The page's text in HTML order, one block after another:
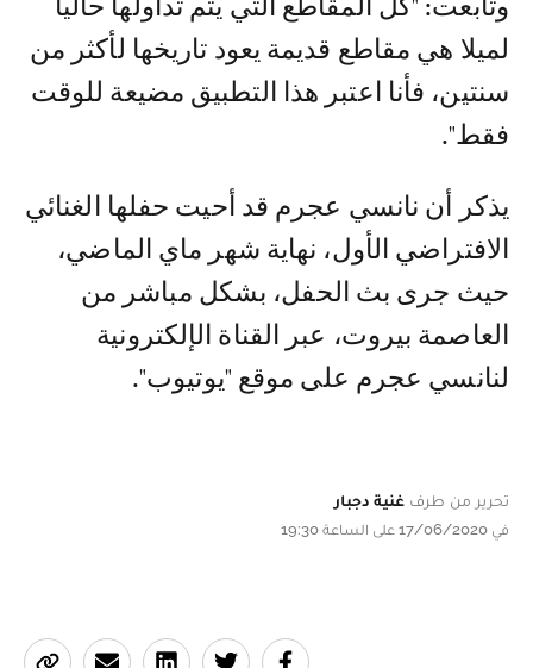
وتابعت: "كل المقاطع التي يتم تداولها حاليا
لميلا هي مقاطع قديمة يعود تاريخها لأكثر من
سنتين، فأنا اعتبر هذا التطبيق مضيعة للوقت
فقط".
يذكر أن نانسي عجرم قد أحيت حفلها الغنائي
الافتراضي الأول، نهاية شهر ماي الماضي،
حيث جرى بث الحفل، بشكل مباشر من
العاصمة بيروت، عبر القناة الإلكترونية
لنانسي عجرم على موقع "يوتيوب".
تحرير من طرف غنية دجبار
في 17/06/2020 على الساعة 19:30